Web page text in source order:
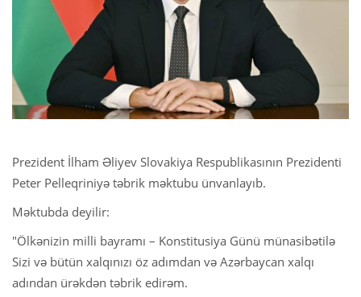
Prezident İlham Əliyev Slovakiya Respublikasının Prezidenti
Peter Pelleqriniyə təbrik məktubu ünvanlayıb.
Məktubda deyilir:
"Ölkənizin milli bayramı – Konstitusiya Günü münasibətilə
Sizi və bütün xalqınızı öz adımdan və Azərbaycan xalqı
adından ürəkdən təbrik edirəm.